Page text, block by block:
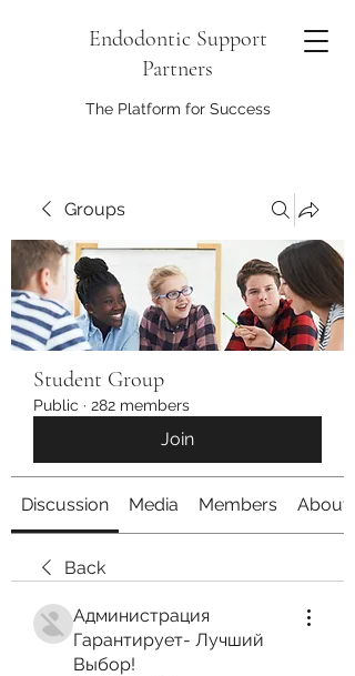
Endodontic Support
Partners
The Platform for Success
Groups
Student Group
Public · 282 members
Join
Discussion Media Members About
Back
Администрация
Гарантирует- Лучший
Выбор!